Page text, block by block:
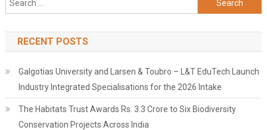
for:
RECENT POSTS
Galgotias University and Larsen & Toubro – L&T EduTech Launch
Industry Integrated Specialisations for the 2026 Intake
The Habitats Trust Awards Rs. 3.3 Crore to Six Biodiversity
Conservation Projects Across India